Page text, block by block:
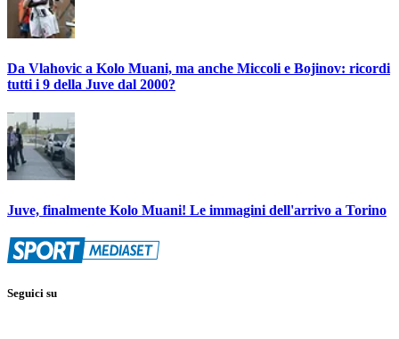
Da Vlahovic a Kolo Muani, ma anche Miccoli e Bojinov: ricordi
tutti i 9 della Juve dal 2000?
Juve, finalmente Kolo Muani! Le immagini dell'arrivo a Torino
Seguici su